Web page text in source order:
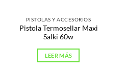
PISTOLAS Y ACCESORIOS
Pistola Termosellar Maxi
Salki 60w
LEER MÁS